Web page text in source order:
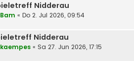
Nidderau
Bam « Do 2. Jul 2026, 09:54
Nidderau
kaempes « Sa 27. Jun 2026, 17:15